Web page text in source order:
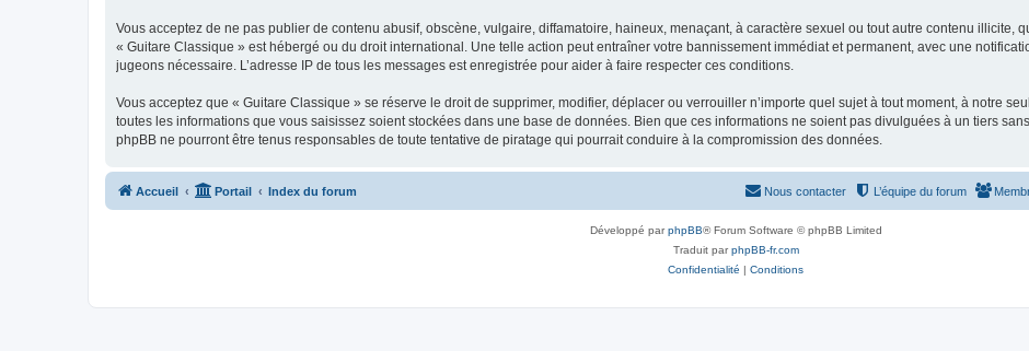
Vous acceptez de ne pas publier de contenu abusif, obscène, vulgaire, diffamatoire, haineux, menaçant, à caractère sexuel ou tout autre contenu illicite,
« Guitare Classique » est hébergé ou du droit international. Une telle action peut entraîner votre bannissement immédiat et permanent, avec une
jugeons nécessaire. L’adresse IP de tous les messages est enregistrée pour aider à faire respecter ces conditions.
Vous acceptez que « Guitare Classique » se réserve le droit de supprimer, modifier, déplacer ou verrouiller n’importe quel sujet à tout moment, à notre
toutes les informations que vous saisissez soient stockées dans une base de données. Bien que ces informations ne soient pas divulguées à un tiers
phpBB ne pourront être tenus responsables de toute tentative de piratage qui pourrait conduire à la compromission des données.
Accueil Portail Index du forum L’équipe du forum
Nous contacter
Développé parphpBB® Forum Software © phpBB Limited
Traduit parphpBB-fr.com
Confidentialité | Conditions